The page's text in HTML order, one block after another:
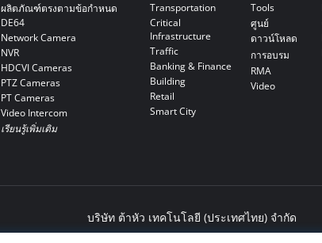
ผลิตภัณฑ์ตรงตามข้อกำหนด
DE64
Network Camera
NVR
HDCVI Cameras
PTZ Cameras
PT Cameras
Video Intercom
เรียนรู้เพิ่มเติม
Transportation
Critical
Infrastructure
Traffic
Banking & Finance
Building
Retail
Smart City
Tools
ศูนย์
ดาวน์โหลด
การอบรม
RMA
Video
บริษัท ต้าหัว เทคโนโลยี (ประเทศไทย) จำกัด